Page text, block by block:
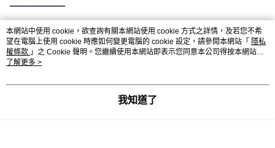
熱門標籤
本網站中使用 cookie，欲查詢有關本網站使用 cookie 方式之詳情，及若您不希
望在電腦上使用 cookie 時應如何變更電腦的 cookie 設定，請參閱本網站「 隱私
權條款 」之 Cookie 聲明。您繼續使用本網站即表示您同意本公司得按本網站使
用條款之 Cookie 聲明使用 cookie。
了解更多 >
我知道了